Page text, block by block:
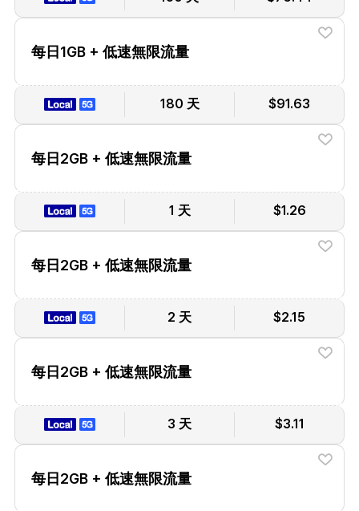
每日1GB + 低速無限流量
180 天 $91.63
每日2GB + 低速無限流量
1 天 $1.26
每日2GB + 低速無限流量
2 天 $2.15
每日2GB + 低速無限流量
3 天 $3.11
每日2GB + 低速無限流量